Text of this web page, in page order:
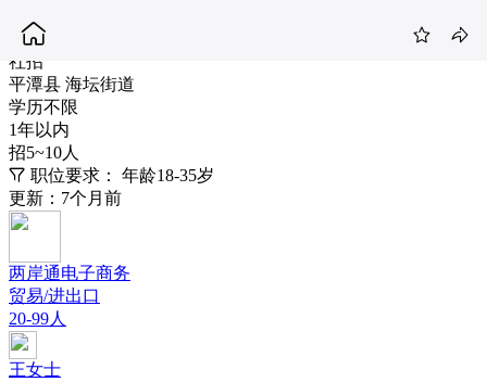
导购员
3-4K
社招
平潭县 海坛街道
学历不限
1年以内
招5~10人
职位要求：
年龄18-35岁
更新：7个月前
两岸通电子商务
贸易/进出口
20-99人
王女士